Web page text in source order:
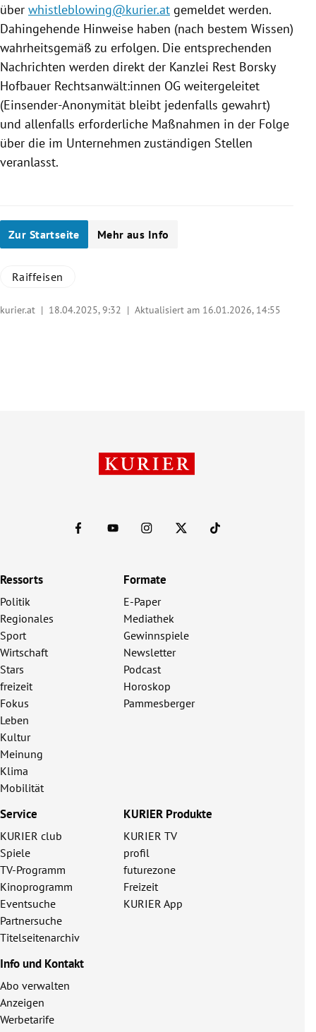
über whistleblowing@kurier.at gemeldet werden.
Dahingehende Hinweise haben (nach bestem Wissen)
wahrheitsgemäß zu erfolgen. Die entsprechenden
Nachrichten werden direkt der Kanzlei Rest Borsky
Hofbauer Rechtsanwält:innen OG weitergeleitet
(Einsender-Anonymität bleibt jedenfalls gewahrt)
und allenfalls erforderliche Maßnahmen in der Folge
über die im Unternehmen zuständigen Stellen
veranlasst.
Zur Startseite Mehr aus Info
Raiffeisen
kurier.at | 18.04.2025, 9:32 | Aktualisiert am 16.01.2026, 14:55
Ressorts
Politik
Regionales
Sport
Wirtschaft
Stars
freizeit
Fokus
Leben
Kultur
Meinung
Klima
Mobilität
Formate
E-Paper
Mediathek
Gewinnspiele
Newsletter
Podcast
Horoskop
Pammesberger
Service
KURIER club
Spiele
TV-Programm
Kinoprogramm
Eventsuche
Partnersuche
Titelseitenarchiv
KURIER Produkte
KURIER TV
profil
futurezone
Freizeit
KURIER App
Info und Kontakt
Abo verwalten
Anzeigen
Werbetarife